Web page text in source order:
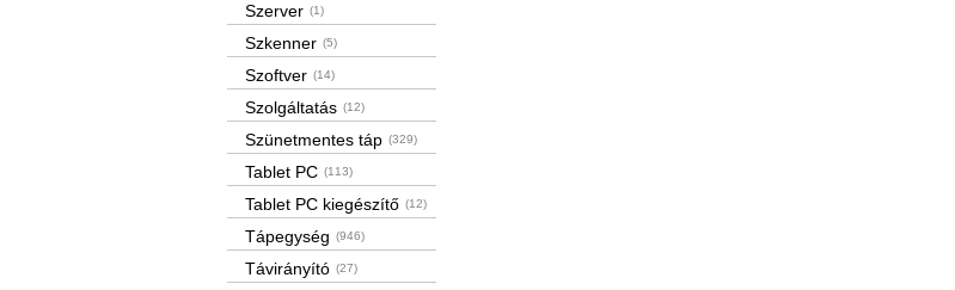
Szerver (1)
Szkenner (5)
Szoftver (14)
Szolgáltatás (12)
Szünetmentes táp (329)
Tablet PC (113)
Tablet PC kiegészítő (12)
Tápegység (946)
Távirányító (27)